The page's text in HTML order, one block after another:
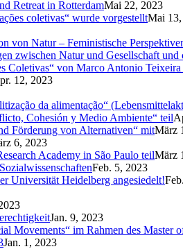
Retreat in RotterdamMai 22, 2023
coletivas“ wurde vorgestelltMai
von Natur – Feministische
zwischen Natur und Gesellschaft
Coletivas“ von Marco Antonio
12, 2023
da alimentação“
Cohesión y Medio Ambiente“ teil
Förderung von Alternativen“ mitMärz
6, 2023
Academy in São Paulo teilMärz
Feb. 5, 2023
Universität Heidelberg angesiedelt!
Jan. 9, 2023
Movements“ im Rahmen des
Jan. 1, 2023